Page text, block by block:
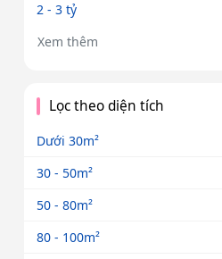
2 - 3 tỷ
Xem thêm
Lọc theo diện tích
Dưới 30m²
30 - 50m²
50 - 80m²
80 - 100m²